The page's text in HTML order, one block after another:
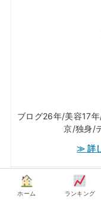
ブログ26年/美容17
京/独身/
≫ 詳
ホーム ランキング